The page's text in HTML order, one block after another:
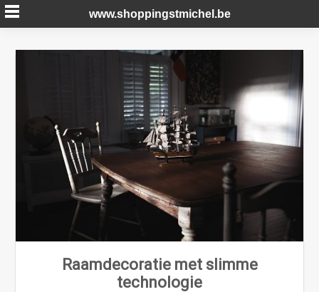
Skip
to
www.shoppingstmichel.be
Raamdecoratie met slimme
technologie